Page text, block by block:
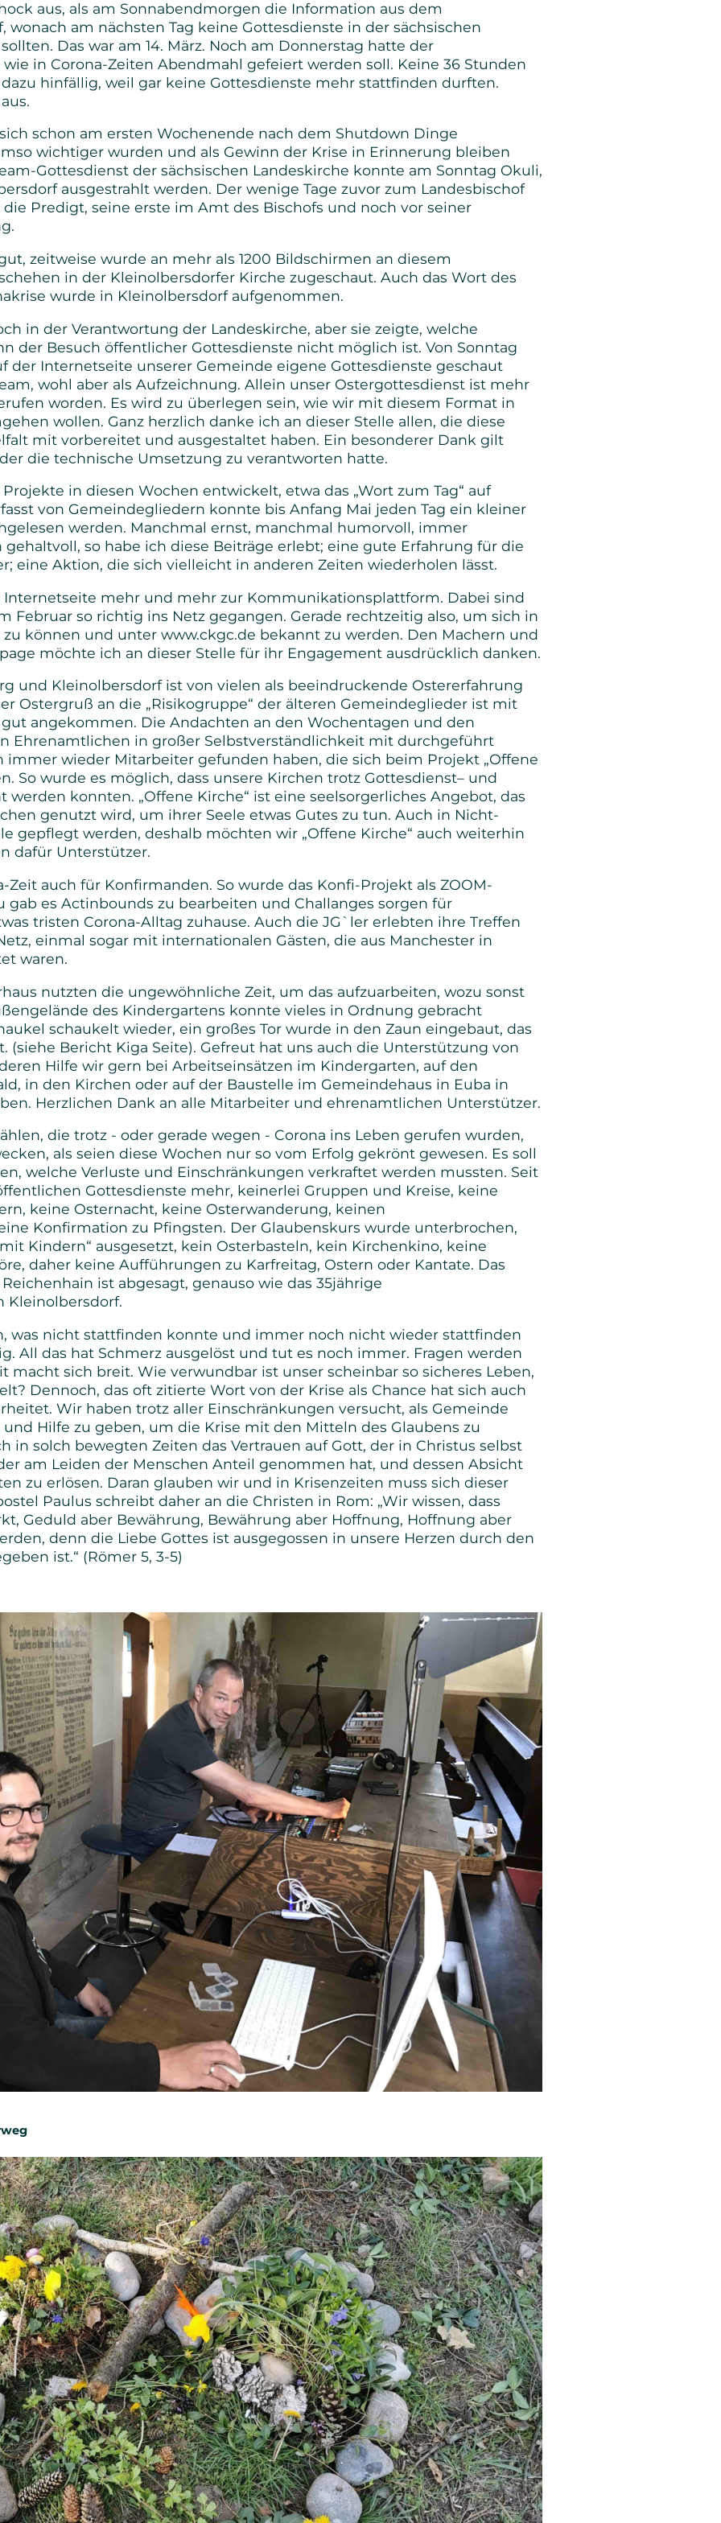
aus, als am Sonnabendmorgen die Information aus dem
wonach am nächsten Tag keine Gottesdienste in der sächsischen
Das war am 14. März. Noch am Donnerstag hatte der
wie in Corona-Zeiten Abendmahl gefeiert werden soll. Keine 36 Stunden
dazu hinfällig, weil gar keine Gottesdienste mehr stattfinden durften.
schon am ersten Wochenende nach dem Shutdown Dinge
wichtiger wurden und als Gewinn der Krise in Erinnerung bleiben
Gottesdienst der sächsischen Landeskirche konnte am Sonntag Okuli,
ausgestrahlt werden. Der wenige Tage zuvor zum Landesbischof
die Predigt, seine erste im Amt des Bischofs und noch vor seiner
zeitweise wurde an mehr als 1200 Bildschirmen an diesem
in der Kleinolbersdorfer Kirche zugeschaut. Auch das Wort des
wurde in Kleinolbersdorf aufgenommen.
in der Verantwortung der Landeskirche, aber sie zeigte, welche
der Besuch öffentlicher Gottesdienste nicht möglich ist. Von Sonntag
der Internetseite unserer Gemeinde eigene Gottesdienste geschaut
wohl aber als Aufzeichnung. Allein unser Ostergottesdienst ist mehr
worden. Es wird zu überlegen sein, wie wir mit diesem Format in
wollen. Ganz herzlich danke ich an dieser Stelle allen, die diese
mit vorbereitet und ausgestaltet haben. Ein besonderer Dank gilt
der die technische Umsetzung zu verantworten hatte.
in diesen Wochen entwickelt, etwa das „Wort zum Tag“ auf
von Gemeindegliedern konnte bis Anfang Mai jeden Tag ein kleiner
werden. Manchmal ernst, manchmal humorvoll, immer
gehaltvoll, so habe ich diese Beiträge erlebt; eine gute Erfahrung für die
eine Aktion, die sich vielleicht in anderen Zeiten wiederholen lässt.
Internetseite mehr und mehr zur Kommunikationsplattform. Dabei sind
Februar so richtig ins Netz gegangen. Gerade rechtzeitig also, um sich in
zu können und unter www.ckgc.de bekannt zu werden. Den Machern und
möchte ich an dieser Stelle für ihr Engagement ausdrücklich danken.
und Kleinolbersdorf ist von vielen als beeindruckende Ostererfahrung
Ostergruß an die „Risikogruppe“ der älteren Gemeindeglieder ist mit
gut angekommen. Die Andachten an den Wochentagen und den
Ehrenamtlichen in großer Selbstverständlichkeit mit durchgeführt
immer wieder Mitarbeiter gefunden haben, die sich beim Projekt „Offene
So wurde es möglich, dass unsere Kirchen trotz Gottesdienst– und
werden konnten. „Offene Kirche“ ist eine seelsorgerliches Angebot, das
genutzt wird, um ihrer Seele etwas Gutes zu tun. Auch in Nicht-
gepflegt werden, deshalb möchten wir „Offene Kirche“ auch weiterhin
dafür Unterstützer.
Zeit auch für Konfirmanden. So wurde das Konfi-Projekt als ZOOM-
gab es Actinbounds zu bearbeiten und Challanges sorgen für
tristen Corona-Alltag zuhause. Auch die JG`ler erlebten ihre Treffen
einmal sogar mit internationalen Gästen, die aus Manchester in
waren.
nutzten die ungewöhnliche Zeit, um das aufzuarbeiten, wozu sonst
des Kindergartens konnte vieles in Ordnung gebracht
schaukelt wieder, ein großes Tor wurde in den Zaun eingebaut, das
(siehe Bericht Kiga Seite). Gefreut hat uns auch die Unterstützung von
Hilfe wir gern bei Arbeitseinsätzen im Kindergarten, auf den
in den Kirchen oder auf der Baustelle im Gemeindehaus in Euba in
Herzlichen Dank an alle Mitarbeiter und ehrenamtlichen Unterstützer.
die trotz - oder gerade wegen - Corona ins Leben gerufen wurden,
als seien diese Wochen nur so vom Erfolg gekrönt gewesen. Es soll
welche Verluste und Einschränkungen verkraftet werden mussten. Seit
Gottesdienste mehr, keinerlei Gruppen und Kreise, keine
keine Osternacht, keine Osterwanderung, keinen
Konfirmation zu Pfingsten. Der Glaubenskurs wurde unterbrochen,
Kindern“ ausgesetzt, kein Osterbasteln, kein Kirchenkino, keine
daher keine Aufführungen zu Karfreitag, Ostern oder Kantate. Das
ist abgesagt, genauso wie das 35jährige
Kleinolbersdorf.
was nicht stattfinden konnte und immer noch nicht wieder stattfinden
All das hat Schmerz ausgelöst und tut es noch immer. Fragen werden
macht sich breit. Wie verwundbar ist unser scheinbar so sicheres Leben,
Dennoch, das oft zitierte Wort von der Krise als Chance hat sich auch
Wir haben trotz aller Einschränkungen versucht, als Gemeinde
und Hilfe zu geben, um die Krise mit den Mitteln des Glaubens zu
in solch bewegten Zeiten das Vertrauen auf Gott, der in Christus selbst
am Leiden der Menschen Anteil genommen hat, und dessen Absicht
zu erlösen. Daran glauben wir und in Krisenzeiten muss sich dieser
Paulus schreibt daher an die Christen in Rom: „Wir wissen, dass
Geduld aber Bewährung, Bewährung aber Hoffnung, Hoffnung aber
denn die Liebe Gottes ist ausgegossen in unsere Herzen durch den
ist.“ (Römer 5, 3-5)
Senioren
Bibel- und Gebetskreise
Haus- und Gesprächskreise
Bucaramanga Projekt